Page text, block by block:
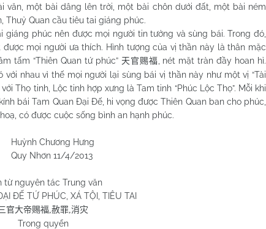
văn, một bài dâng lên trời, một bài chôn dưới đất, một bài ném
Thuỷ Quan cầu tiêu tai giáng phúc.
phúc nên được mọi người tin tưởng và sùng bái. Trong đó,
mọi người ưa thích. Hình tượng của vị thần này là thân mặc
tấm “Thiên Quan tứ phúc” 天官赐福
, nét mặt tràn đầy hoan hỉ.
với nhau vì thế mọi người lại sùng bái vị thần này như một vị “Tài
Thọ tinh, Lộc tinh hợp xưng là Tam tinh “Phúc Lộc Thọ”. Mỗi khi
bái Tam Quan Đại Đế, hi vọng được Thiên Quan ban cho phúc,
có được cuộc sống bình an hạnh phúc.
Hưng
4/2013
từ nguyên tác Trung văn
ĐẾ TỨ PHÚC, XÁ TỘI, TIÊU TAI
官大帝赐福,赦罪,消灾
Trong quyển